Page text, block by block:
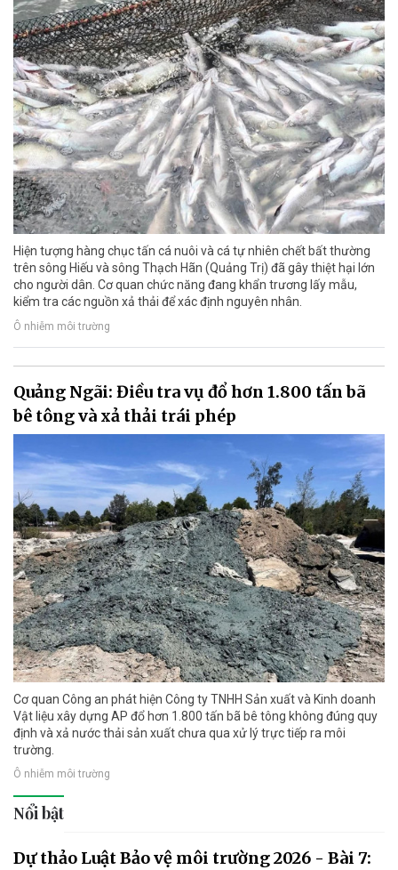
Hiện tượng hàng chục tấn cá nuôi và cá tự nhiên chết bất thường
trên sông Hiếu và sông Thạch Hãn (Quảng Trị) đã gây thiệt hại lớn
cho người dân. Cơ quan chức năng đang khẩn trương lấy mẫu,
kiểm tra các nguồn xả thải để xác định nguyên nhân.
Ô nhiễm môi trường
Quảng Ngãi: Điều tra vụ đổ hơn 1.800 tấn bã
bê tông và xả thải trái phép
Cơ quan Công an phát hiện Công ty TNHH Sản xuất và Kinh doanh
Vật liệu xây dựng AP đổ hơn 1.800 tấn bã bê tông không đúng quy
định và xả nước thải sản xuất chưa qua xử lý trực tiếp ra môi
trường.
Ô nhiễm môi trường
Nổi bật
Dự thảo Luật Bảo vệ môi trường 2026 - Bài 7: